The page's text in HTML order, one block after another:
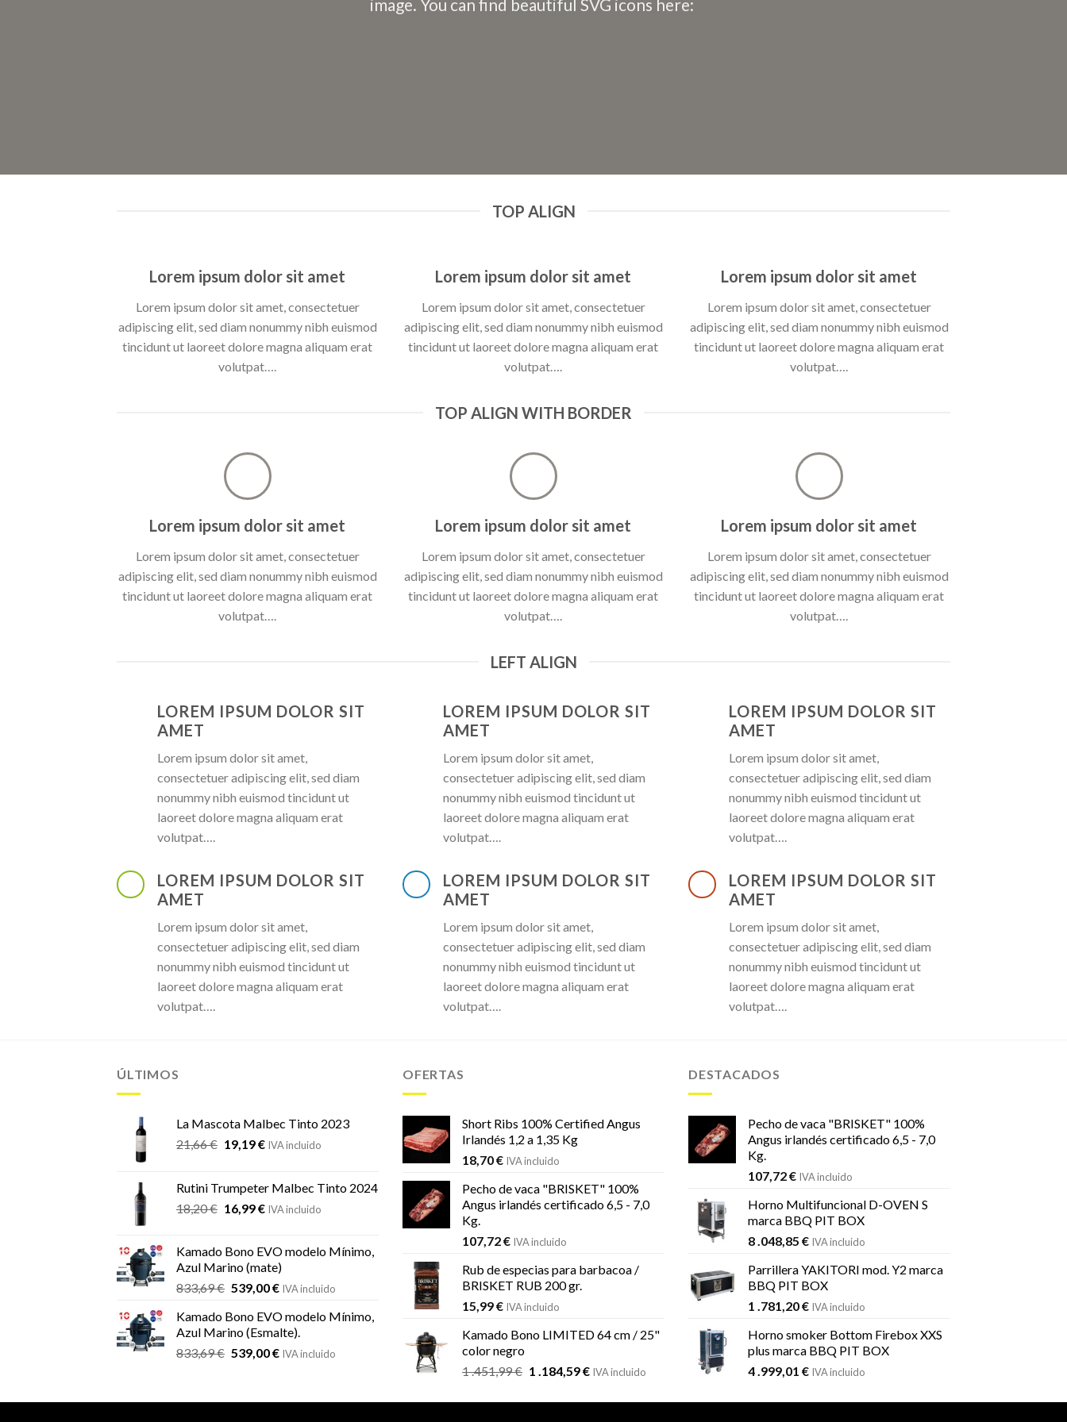
image. You can find beautiful SVG icons here:
TOP ALIGN
Lorem ipsum dolor sit amet
Lorem ipsum dolor sit amet, consectetuer
adipiscing elit, sed diam nonummy nibh euismod
tincidunt ut laoreet dolore magna aliquam erat
volutpat….
Lorem ipsum dolor sit amet
Lorem ipsum dolor sit amet, consectetuer
adipiscing elit, sed diam nonummy nibh euismod
tincidunt ut laoreet dolore magna aliquam erat
volutpat….
Lorem ipsum dolor sit amet
Lorem ipsum dolor sit amet, consectetuer
adipiscing elit, sed diam nonummy nibh euismod
tincidunt ut laoreet dolore magna aliquam erat
volutpat….
TOP ALIGN WITH BORDER
Lorem ipsum dolor sit amet
Lorem ipsum dolor sit amet, consectetuer
adipiscing elit, sed diam nonummy nibh euismod
tincidunt ut laoreet dolore magna aliquam erat
volutpat….
Lorem ipsum dolor sit amet
Lorem ipsum dolor sit amet, consectetuer
adipiscing elit, sed diam nonummy nibh euismod
tincidunt ut laoreet dolore magna aliquam erat
volutpat….
Lorem ipsum dolor sit amet
Lorem ipsum dolor sit amet, consectetuer
adipiscing elit, sed diam nonummy nibh euismod
tincidunt ut laoreet dolore magna aliquam erat
volutpat….
LEFT ALIGN
LOREM IPSUM DOLOR SIT
AMET
Lorem ipsum dolor sit amet,
consectetuer adipiscing elit, sed diam
nonummy nibh euismod tincidunt ut
laoreet dolore magna aliquam erat
volutpat….
LOREM IPSUM DOLOR SIT
AMET
Lorem ipsum dolor sit amet,
consectetuer adipiscing elit, sed diam
nonummy nibh euismod tincidunt ut
laoreet dolore magna aliquam erat
volutpat….
LOREM IPSUM DOLOR SIT
AMET
Lorem ipsum dolor sit amet,
consectetuer adipiscing elit, sed diam
nonummy nibh euismod tincidunt ut
laoreet dolore magna aliquam erat
volutpat….
LOREM IPSUM DOLOR SIT
AMET
Lorem ipsum dolor sit amet,
consectetuer adipiscing elit, sed diam
nonummy nibh euismod tincidunt ut
laoreet dolore magna aliquam erat
volutpat….
LOREM IPSUM DOLOR SIT
AMET
Lorem ipsum dolor sit amet,
consectetuer adipiscing elit, sed diam
nonummy nibh euismod tincidunt ut
laoreet dolore magna aliquam erat
volutpat….
LOREM IPSUM DOLOR SIT
AMET
Lorem ipsum dolor sit amet,
consectetuer adipiscing elit, sed diam
nonummy nibh euismod tincidunt ut
laoreet dolore magna aliquam erat
volutpat….
ÚLTIMOS
La Mascota Malbec Tinto 2023
21,66€ El
era:
21,66 €.
19,19€El
es:
19,19 €.
IVA incluido
Rutini Trumpeter Malbec Tinto 2024
18,20€ El
era:
18,20 €.
16,99€El
es:
16,99 €.
IVA incluido
Kamado Bono EVO modelo Mínimo,
Azul Marino (mate)
833,69€ El
original
era:
833,69 €.
539,00€El
actual
es:
539,00 €.
IVA incluido
Kamado Bono EVO modelo Mínimo,
Azul Marino (Esmalte).
833,69€ El
era:
539,00€El
es:
IVA incluido
OFERTAS
Short Ribs 100% Certified Angus
Irlandés 1,2 a 1,35 Kg
18,70€ IVA incluido
Pecho de vaca "BRISKET" 100%
Angus irlandés certificado 6,5 - 7,0
Kg.
107,72€ IVA incluido
Rub de especias para barbacoa /
BRISKET RUB 200 gr.
15,99€ IVA incluido
Kamado Bono LIMITED 64 cm / 25"
color negro
1 .451,99€ El
original
1 .184,59€El
actual
IVA incluido
DESTACADOS
Pecho de vaca "BRISKET" 100%
Angus irlandés certificado 6,5 - 7,0
Kg.
107,72€ IVA incluido
Horno Multifuncional D-OVEN S
marca BBQ PIT BOX
8 .048,85 € IVA incluido
Parrillera YAKITORI mod. Y2 marca
BBQ PIT BOX
1 .781,20€ IVA incluido
Horno smoker Bottom Firebox XXS
plus marca BBQ PIT BOX
4 .999,01 € IVA incluido